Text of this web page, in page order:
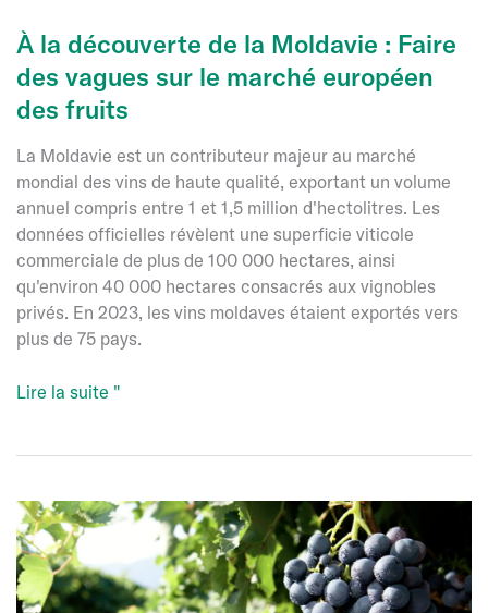
À la découverte de la Moldavie : Faire
des vagues sur le marché européen
des fruits
La Moldavie est un contributeur majeur au marché
mondial des vins de haute qualité, exportant un volume
annuel compris entre 1 et 1,5 million d'hectolitres. Les
données officielles révèlent une superficie viticole
commerciale de plus de 100 000 hectares, ainsi
qu'environ 40 000 hectares consacrés aux vignobles
privés. En 2023, les vins moldaves étaient exportés vers
plus de 75 pays.
À
Moldavie
:
Faire
des
Lire la suite "